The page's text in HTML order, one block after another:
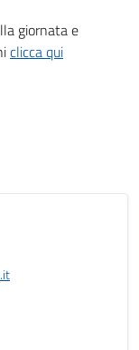
giornata e
clicca qui